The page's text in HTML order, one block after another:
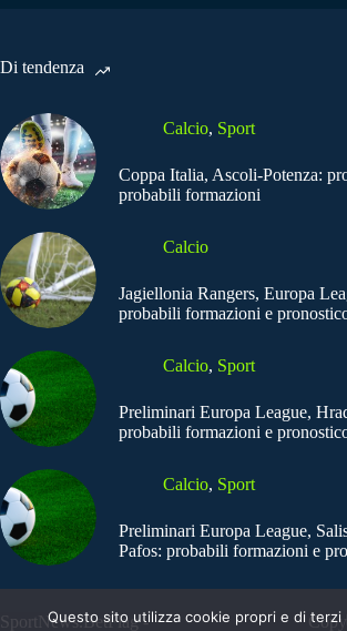
Di tendenza
Calcio, Sport
Coppa Italia, Ascoli-Potenza:
probabili formazioni
Calcio
Jagiellonia Rangers, Europa
probabili formazioni e
Calcio, Sport
Preliminari Europa League,
probabili formazioni e
Calcio, Sport
Preliminari Europa League,
Pafos: probabili formazioni e
SportNews.BetFlag -
Questo sito utilizza cookie propri e di terzi